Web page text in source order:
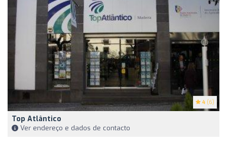
4 (6)
Top Atlântico
Ver endereço e dados de contacto